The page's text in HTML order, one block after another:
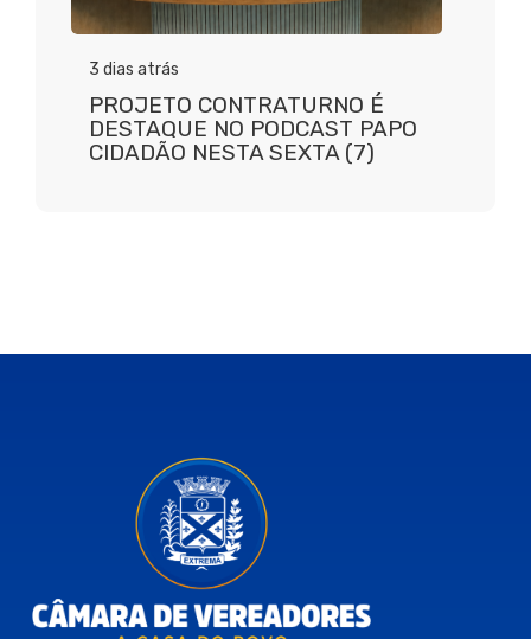
3 dias atrás
PROJETO CONTRATURNO É
DESTAQUE NO PODCAST PAPO
CIDADÃO NESTA SEXTA (7)